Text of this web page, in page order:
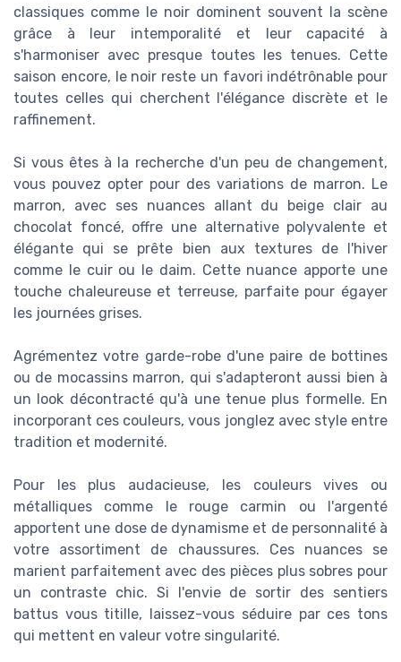
classiques comme le noir dominent souvent la scène
grâce à leur intemporalité et leur capacité à
s'harmoniser avec presque toutes les tenues. Cette
saison encore, le noir reste un favori indétrônable pour
toutes celles qui cherchent l'élégance discrète et le
raffinement.
Si vous êtes à la recherche d'un peu de changement,
vous pouvez opter pour des variations de marron. Le
marron, avec ses nuances allant du beige clair au
chocolat foncé, offre une alternative polyvalente et
élégante qui se prête bien aux textures de l'hiver
comme le cuir ou le daim. Cette nuance apporte une
touche chaleureuse et terreuse, parfaite pour égayer
les journées grises.
Agrémentez votre garde-robe d'une paire de bottines
ou de mocassins marron, qui s'adapteront aussi bien à
un look décontracté qu'à une tenue plus formelle. En
incorporant ces couleurs, vous jonglez avec style entre
tradition et modernité.
Pour les plus audacieuse, les couleurs vives ou
métalliques comme le rouge carmin ou l'argenté
apportent une dose de dynamisme et de personnalité à
votre assortiment de chaussures. Ces nuances se
marient parfaitement avec des pièces plus sobres pour
un contraste chic. Si l'envie de sortir des sentiers
battus vous titille, laissez-vous séduire par ces tons
qui mettent en valeur votre singularité.